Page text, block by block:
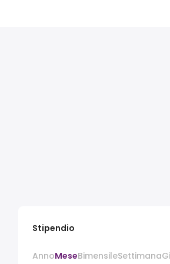
Stipendio
AnnoMeseBimensileSettimana